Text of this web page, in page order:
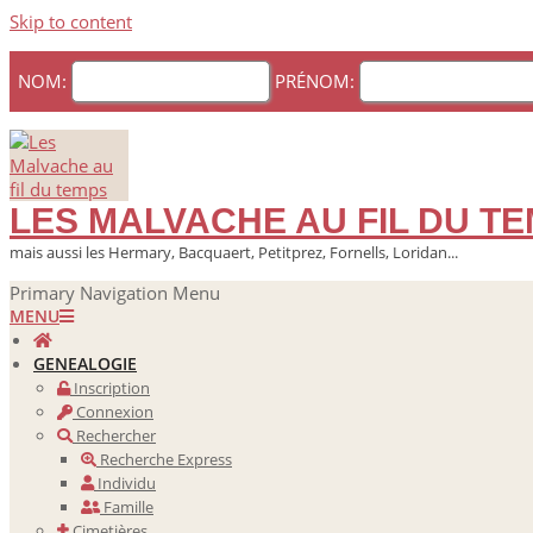
Skip to content
NOM: PRÉNOM:
LES MALVACHE AU FIL DU
mais aussi les Hermary, Bacquaert, Petitprez, Fornells, Loridan...
Primary Navigation Menu
MENU
GENEALOGIE
Inscription
Connexion
Rechercher
Recherche Express
Individu
Famille